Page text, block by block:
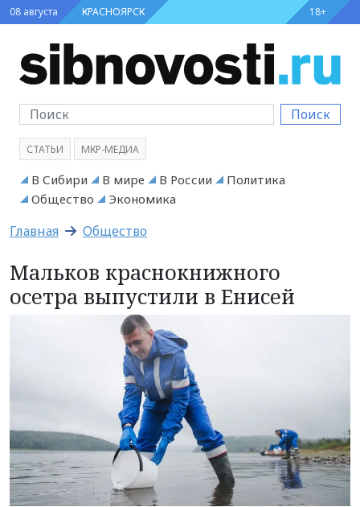
08 августа КРАСНОЯРСК 18+
Поиск
СТАТЬИ МКР-МЕДИА
В Сибири В мире В России
Политика
Общество
Экономика
Главная Общество
Мальков краснокнижного
осетра выпустили в Енисей